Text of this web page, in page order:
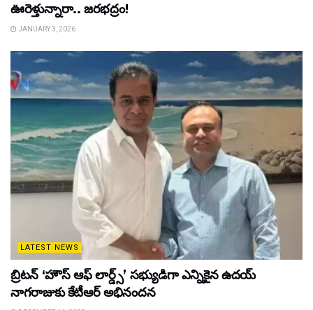
ఊరెళ్తున్నారా.. జరభద్రం!
JANUARY 3, 2026
LATEST NEWS
బ్రిటన్ ‘హౌస్ ఆఫ్ లార్డ్స్’ సభ్యుడిగా ఎన్నికైన ఉదయ్
నాగరాజుకు కేటీఆర్ అభినందన